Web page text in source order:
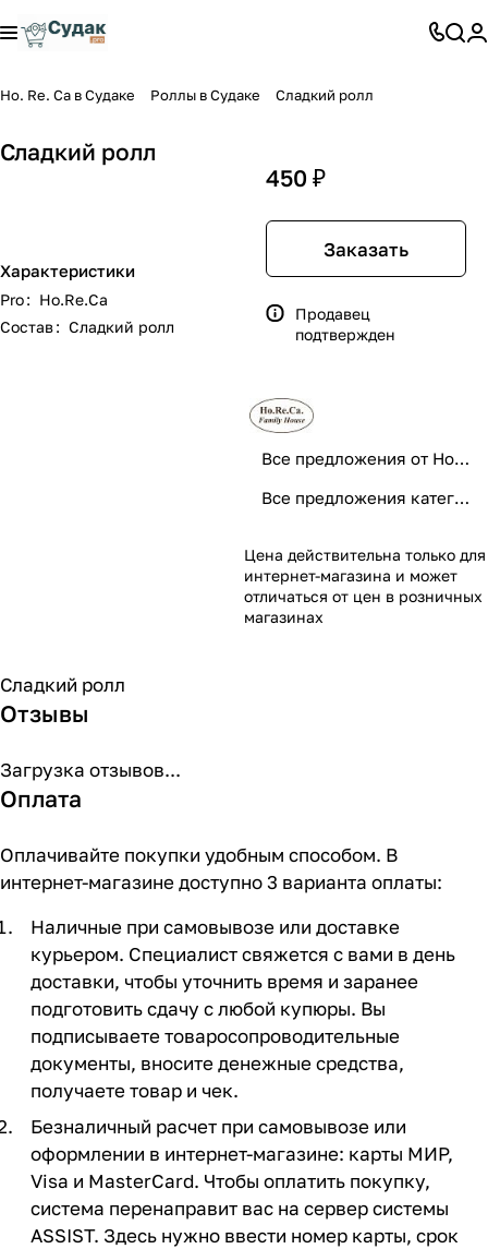
Ho. Re. Ca в Судаке Роллы в Судаке Сладкий ролл
Сладкий ролл
Характеристики
Pro: Ho.Re.Ca
Состав: Сладкий ролл
450 ₽
Заказать
Продавец
подтвержден
Все предложения от Ho.Re.Ca
Все предложения категории
Цена действительна только для
интернет-магазина и может
отличаться от цен в розничных
магазинах
Сладкий ролл
Отзывы
Загрузка отзывов...
Оплата
Оплачивайте покупки удобным способом. В
интернет-магазине доступно 3 варианта оплаты:
Наличные при самовывозе или доставке
курьером. Специалист свяжется с вами в день
доставки, чтобы уточнить время и заранее
подготовить сдачу с любой купюры. Вы
подписываете товаросопроводительные
документы, вносите денежные средства,
получаете товар и чек.
Безналичный расчет при самовывозе или
оформлении в интернет-магазине: карты МИР,
Visa и MasterCard. Чтобы оплатить покупку,
система перенаправит вас на сервер системы
ASSIST. Здесь нужно ввести номер карты, срок